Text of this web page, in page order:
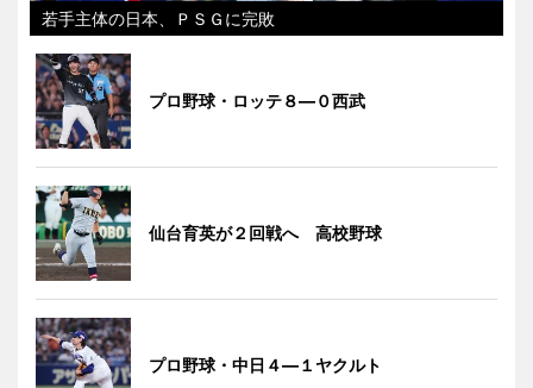
若手主体の日本、ＰＳＧに完敗
プロ野球・ロッテ８―０西武
仙台育英が２回戦へ 高校野球
プロ野球・中日４―１ヤクルト